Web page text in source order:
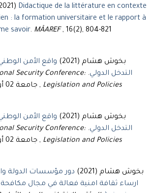
Didactique de la littérature en contexte
: la formation universitaire et le rapport à
savoir. MÂAREF , 16(2), 804-821
بخوش هشام (2021)
واقع الأمن
التدخل الدولي.
Security Conference:
Legislation and Policies , جامعة 02 أوت 5511 - سكيكدة
بخوش هشام (2021)
واقع الأمن
التدخل الدولي.
Security Conference:
Legislation and Policies , جامعة 02 أوت 5511 - سكيكدة
بخوش هشام (2021)
دور مؤسسات الدولة
ارساء ثقافة امنية فعالة في مجال مكافحة